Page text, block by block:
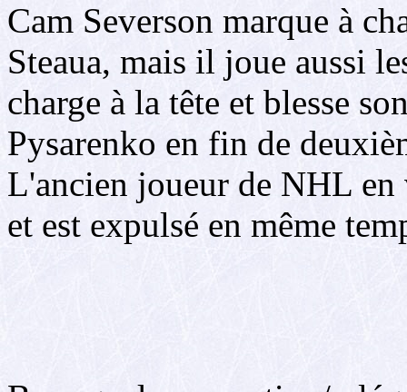
Cam Severson marque à
Steaua, mais il joue aussi
charge à la tête et blesse
Pysarenko en fin de
L'ancien joueur de NHL
et est expulsé en même